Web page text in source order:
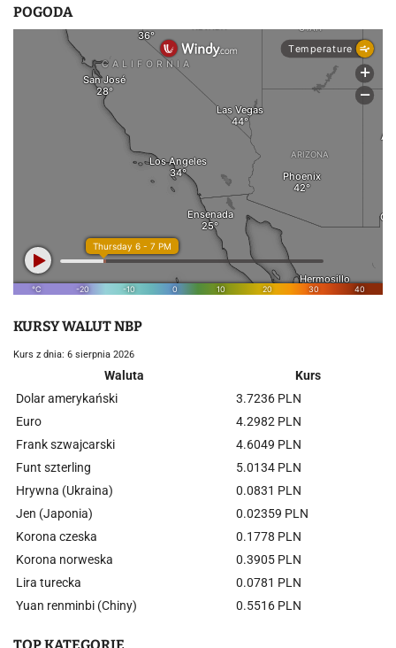
POGODA
KURSY WALUT NBP
Kurs z dnia: 6 sierpnia 2026
Waluta
Kurs
Dolar amerykański
3.7236 PLN
Euro
4.2982 PLN
Frank szwajcarski
4.6049 PLN
Funt szterling
5.0134 PLN
Hrywna (Ukraina)
0.0831 PLN
Jen (Japonia)
0.02359 PLN
Korona czeska
0.1778 PLN
Korona norweska
0.3905 PLN
Lira turecka
0.0781 PLN
Yuan renminbi (Chiny)
0.5516 PLN